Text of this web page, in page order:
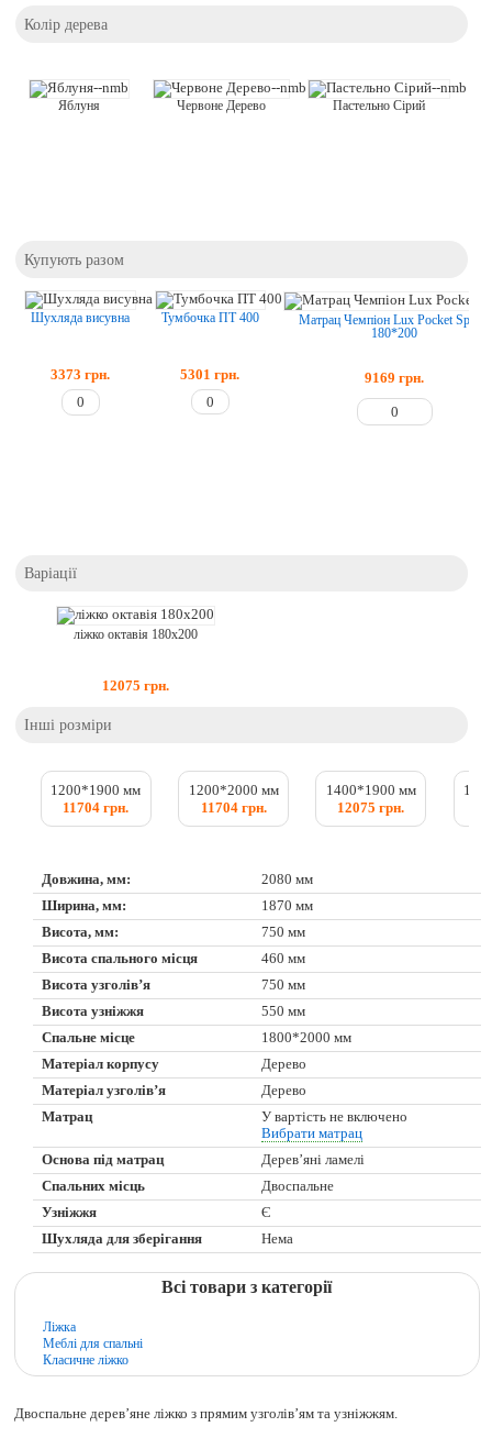
Колір дерева
Яблуня Червоне Дерево Пастельно Сірий
Купують разом
Шухляда висувна
3373 грн.
Тумбочка ПТ 400
5301 грн.
Матрац Чемпіон Lux Pocket Spring
180*200
9169 грн.
Варіації
ліжко октавія 180x200
12075 грн.
Інші розміри
1200*1900 мм
11704 грн.
1200*2000 мм
11704 грн.
1400*1900 мм
12075 грн.
Довжина, мм:
2080 мм
Ширина, мм:
1870 мм
Висота, мм:
750 мм
Висота спального місця
460 мм
Висота узголів’я
750 мм
Висота узніжжя
550 мм
Спальне місце
1800*2000 мм
Матеріал корпусу
Дерево
Матеріал узголів’я
Дерево
Матрац
У вартість не включено
Вибрати матрац
Основа під матрац
Дерев’яні ламелі
Спальних місць
Двоспальне
Узніжжя
Є
Шухляда для зберігання
Нема
Всі товари з категорії
Ліжка
Меблі для спальні
Класичне ліжко
Двоспальне дерев’яне ліжко з прямим узголів’ям та узніжжям.